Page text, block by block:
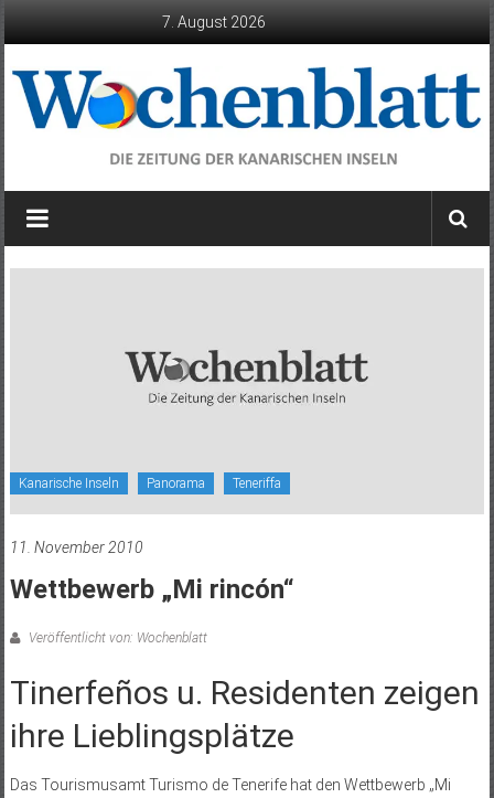
7. August 2026
Wochenblatt
die
Kanarische Inseln Panorama Teneriffa
11. November 2010
Wettbewerb „Mi rincón“
Veröffentlicht von: Wochenblatt
Tinerfeños u. Residenten zeigen
ihre Lieblingsplätze
Das Tourismusamt Turismo de Tenerife hat den Wettbewerb „Mi